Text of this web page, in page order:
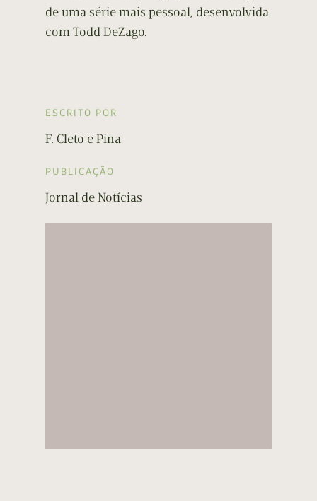
de uma série mais pessoal, desenvolvida
com Todd DeZago.
ESCRITO POR
F. Cleto e Pina
PUBLICAÇÃO
Jornal de Notícias